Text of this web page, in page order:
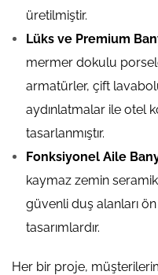
üretilmiştir.
Lüks ve Premium
mermer dokulu
armatürler, çift
aydınlatmalar ile otel
tasarlanmıştır.
Fonksiyonel Aile
kaymaz zemin
güvenli duş alanları
tasarımlardır.
Her bir proje,